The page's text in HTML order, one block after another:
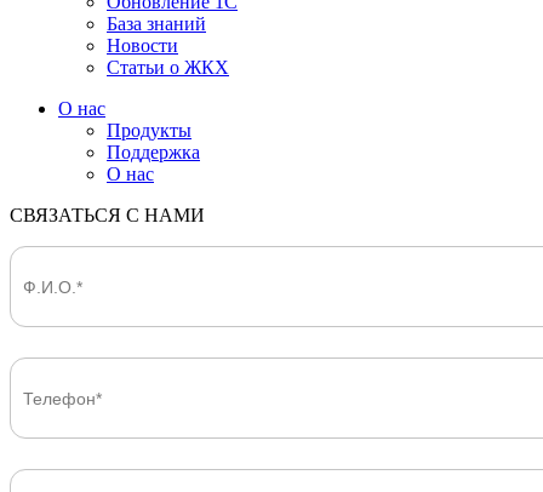
База знаний
Новости
Статьи о ЖКХ
О нас
Продукты
Поддержка
О нас
СВЯЗАТЬСЯ С НАМИ